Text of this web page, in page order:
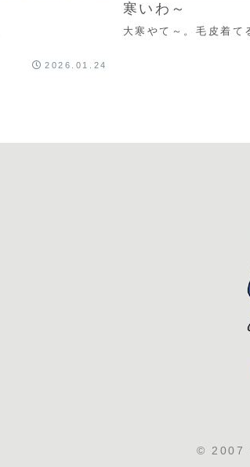
2026.01.24
寒いわ～
大寒やて～。毛皮着て
© 2007